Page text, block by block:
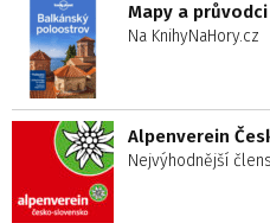
Mapy a průvodci
Na KnihyNaHory.cz
Alpenverein
Nejvýhodnější